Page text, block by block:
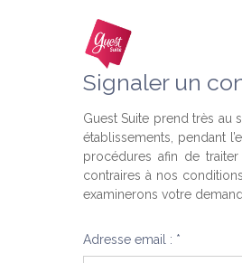
Signaler un
Guest Suite prend très au
établissements, pendant
procédures afin de
contraires à nos
examinerons votre
Adresse email : *